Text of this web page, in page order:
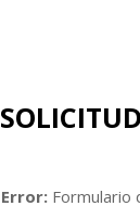
Error: Formulario